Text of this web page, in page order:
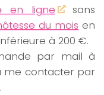
en ligne
sans
du mois en
à 200 €.
par mail à
me contacter par